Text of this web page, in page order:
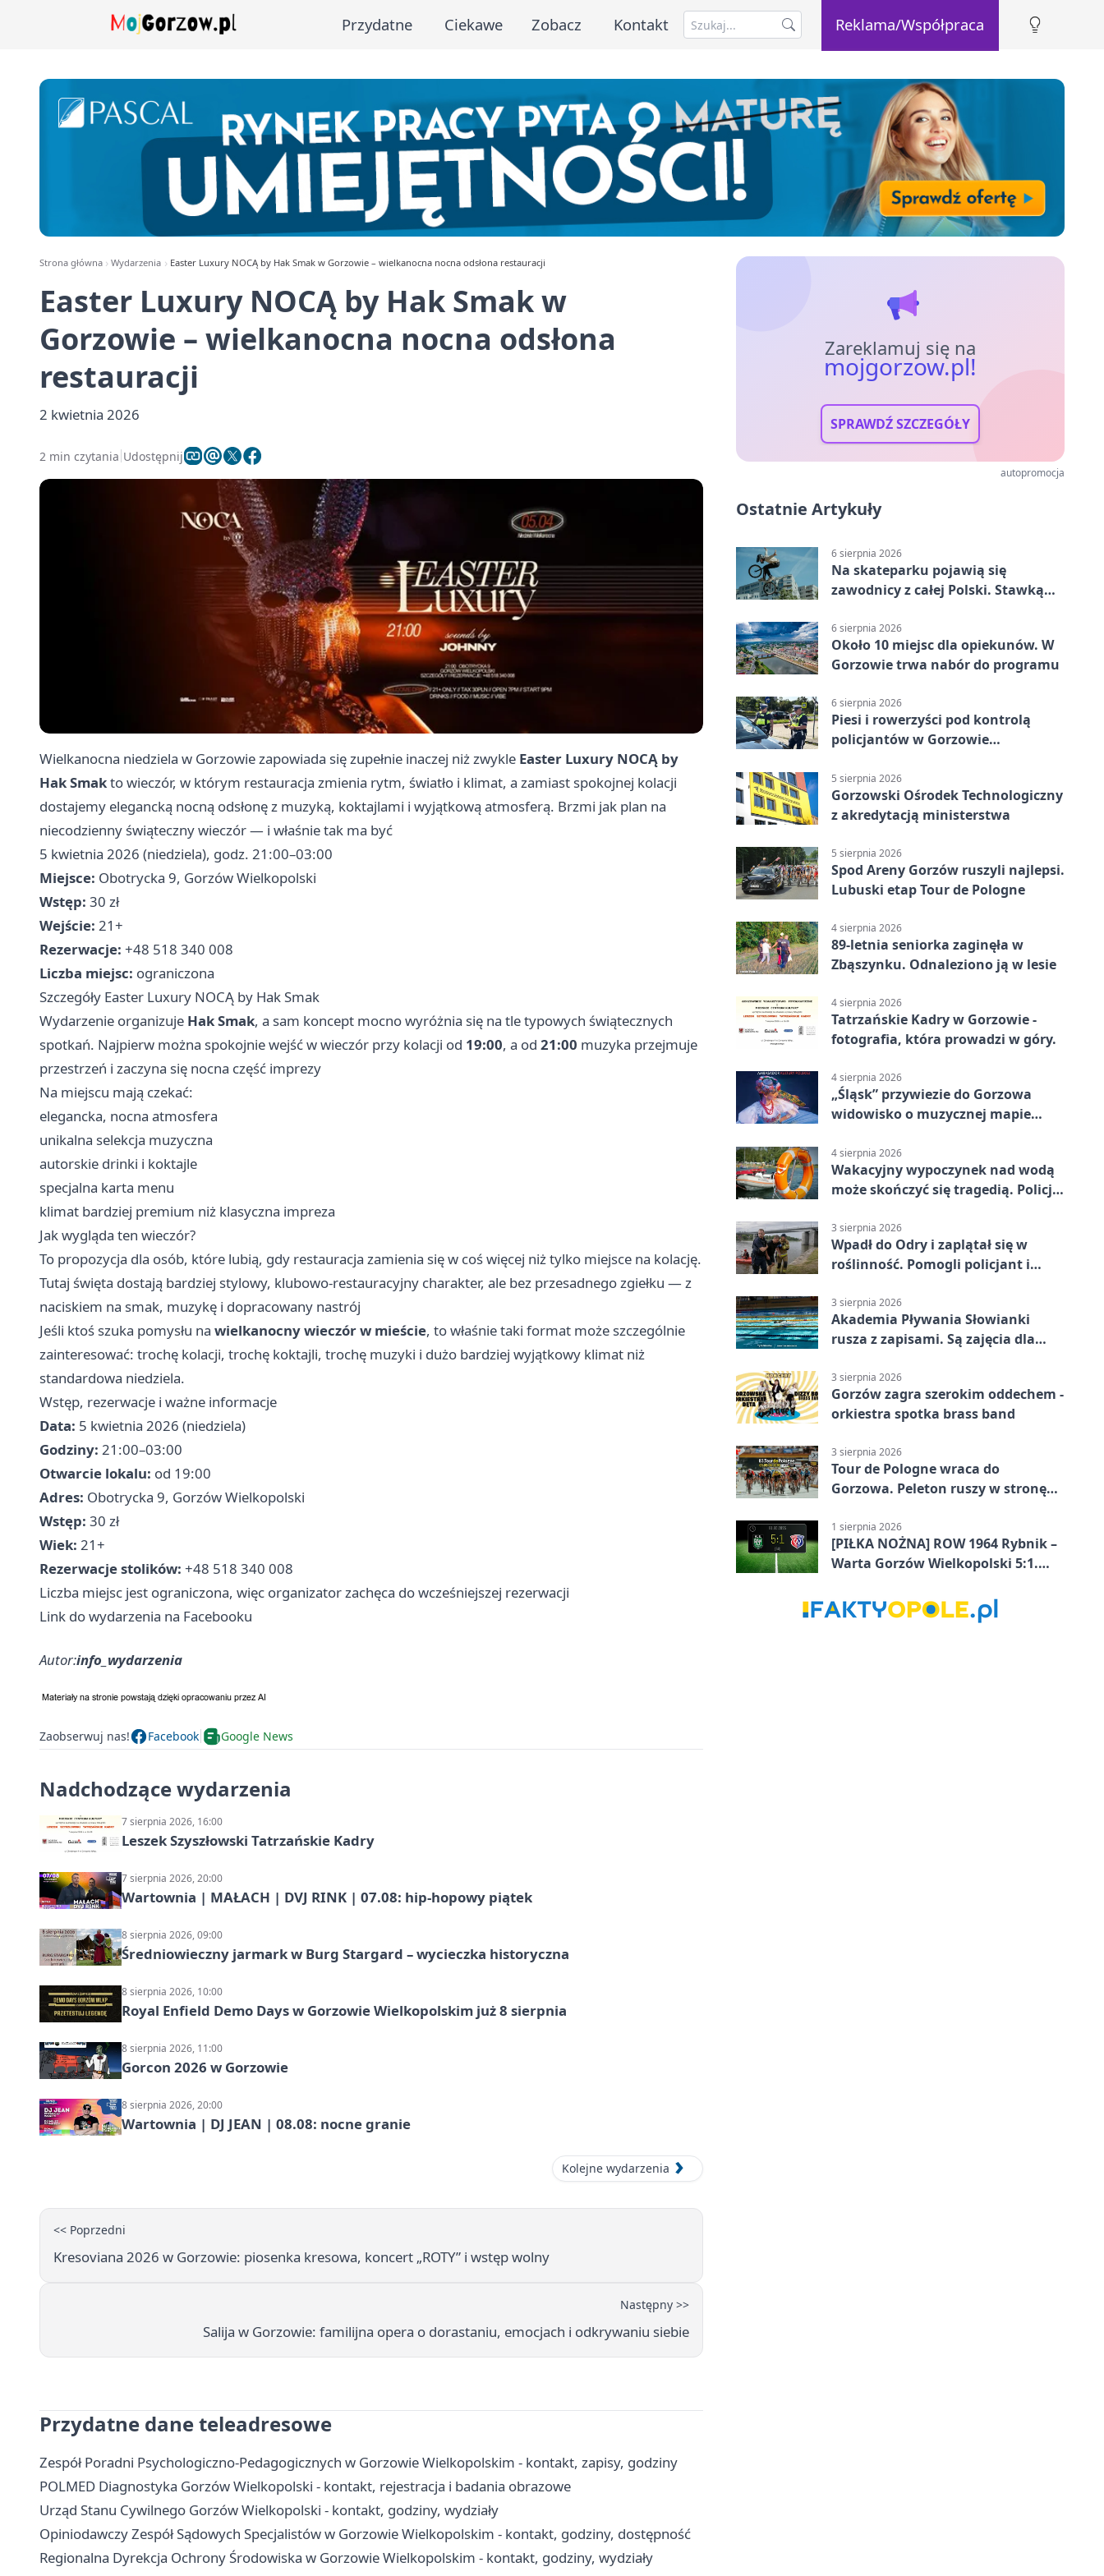
Przydatne Ciekawe Zobacz Kontakt Reklama/Współpraca
Strona główna Wydarzenia Easter Luxury NOCĄ by Hak Smak w Gorzowie – wielkanocna nocna odsłona restauracji
Easter Luxury NOCĄ by Hak Smak w
Gorzowie – wielkanocna nocna odsłona
restauracji
2 kwietnia 2026
2 min czytania Udostępnij
Wielkanocna niedziela w Gorzowie zapowiada się zupełnie inaczej niż zwykle Easter Luxury NOCĄ by
Hak Smakto wieczór, w którym restauracja zmienia rytm, światło i klimat, a zamiast spokojnej kolacji
dostajemy elegancką nocną odsłonę z muzyką, koktajlami i wyjątkową atmosferą. Brzmi jak plan na
niecodzienny świąteczny wieczór — i właśnie tak ma być
5 kwietnia 2026 (niedziela), godz. 21:00–03:00
Miejsce: Obotrycka 9, Gorzów Wielkopolski
Wstęp: 30 zł
Wejście: 21+
Rezerwacje: +48 518 340 008
Liczba miejsc: ograniczona
Szczegóły Easter Luxury NOCĄ by Hak Smak
Wydarzenie organizuje Hak Smak, a sam koncept mocno wyróżnia się na tle typowych świątecznych
spotkań. Najpierw można spokojnie wejść w wieczór przy kolacji od 19:00, a od 21:00 muzyka przejmuje
przestrzeń i zaczyna się nocna część imprezy
Na miejscu mają czekać:
elegancka, nocna atmosfera
unikalna selekcja muzyczna
autorskie drinki i koktajle
specjalna karta menu
klimat bardziej premium niż klasyczna impreza
Jak wygląda ten wieczór?
To propozycja dla osób, które lubią, gdy restauracja zamienia się w coś więcej niż tylko miejsce na kolację.
Tutaj święta dostają bardziej stylowy, klubowo-restauracyjny charakter, ale bez przesadnego zgiełku — z
naciskiem na smak, muzykę i dopracowany nastrój
Jeśli ktoś szuka pomysłu na wielkanocny wieczór w mieście, to właśnie taki format może szczególnie
zainteresować: trochę kolacji, trochę koktajli, trochę muzyki i dużo bardziej wyjątkowy klimat niż
standardowa niedziela.
Wstęp, rezerwacje i ważne informacje
Data: 5 kwietnia 2026 (niedziela)
Godziny: 21:00–03:00
Otwarcie lokalu: od 19:00
Adres: Obotrycka 9, Gorzów Wielkopolski
Wstęp: 30 zł
Wiek: 21+
Rezerwacje stolików: +48 518 340 008
Liczba miejsc jest ograniczona, więc organizator zachęca do wcześniejszej rezerwacji
Link do wydarzenia na Facebooku
Autor:info_wydarzenia
Zaobserwuj nas! Facebook Google News
Nadchodzące wydarzenia
7 sierpnia 2026, 16:00
Leszek Szyszłowski Tatrzańskie Kadry
7 sierpnia 2026, 20:00
Wartownia | MAŁACH | DVJ RINK | 07.08: hip-hopowy piątek
8 sierpnia 2026, 09:00
Średniowieczny jarmark w Burg Stargard – wycieczka historyczna
8 sierpnia 2026, 10:00
Royal Enfield Demo Days w Gorzowie Wielkopolskim już 8 sierpnia
8 sierpnia 2026, 11:00
Gorcon 2026 w Gorzowie
8 sierpnia 2026, 20:00
Wartownia | DJ JEAN | 08.08: nocne granie
Kolejne wydarzenia
<< Poprzedni
Kresoviana 2026 w Gorzowie: piosenka kresowa, koncert „ROTY” i wstęp wolny
Następny >>
Salija w Gorzowie: familijna opera o dorastaniu, emocjach i odkrywaniu siebie
Przydatne dane teleadresowe
Zespół Poradni Psychologiczno-Pedagogicznych w Gorzowie Wielkopolskim - kontakt, zapisy, godziny
POLMED Diagnostyka Gorzów Wielkopolski - kontakt, rejestracja i badania obrazowe
Urząd Stanu Cywilnego Gorzów Wielkopolski - kontakt, godziny, wydziały
Opiniodawczy Zespół Sądowych Specjalistów w Gorzowie Wielkopolskim - kontakt, godziny, dostępność
Regionalna Dyrekcja Ochrony Środowiska w Gorzowie Wielkopolskim - kontakt, godziny, wydziały
Zareklamuj się na
mojgorzow.pl!
SPRAWDŹ SZCZEGÓŁY
autopromocja
Ostatnie Artykuły
6 sierpnia 2026
Na skateparku pojawią się
zawodnicy z całej Polski. Stawką
6 sierpnia 2026
Około 10 miejsc dla opiekunów. W
Gorzowie trwa nabór do programu
6 sierpnia 2026
Piesi i rowerzyści pod kontrolą
policjantów w Gorzowie
5 sierpnia 2026
Gorzowski Ośrodek Technologiczny
z akredytacją ministerstwa
5 sierpnia 2026
Spod Areny Gorzów ruszyli najlepsi.
Lubuski etap Tour de Pologne
4 sierpnia 2026
89-letnia seniorka zaginęła w
Zbąszynku. Odnaleziono ją w lesie
4 sierpnia 2026
Tatrzańskie Kadry w Gorzowie -
fotografia, która prowadzi w góry.
4 sierpnia 2026
„Śląsk” przywiezie do Gorzowa
widowisko o muzycznej mapie
4 sierpnia 2026
Wakacyjny wypoczynek nad wodą
może skończyć się tragedią. Policja
3 sierpnia 2026
Wpadł do Odry i zaplątał się w
roślinność. Pomogli policjant i
3 sierpnia 2026
Akademia Pływania Słowianki
rusza z zapisami. Są zajęcia dla
3 sierpnia 2026
Gorzów zagra szerokim oddechem -
orkiestra spotka brass band
3 sierpnia 2026
Tour de Pologne wraca do
Gorzowa. Peleton ruszy w stronę
1 sierpnia 2026
[PIŁKA NOŻNA] ROW 1964 Rybnik –
Warta Gorzów Wielkopolski 5:1.
Lidze Grupa 3 (Grupa III)